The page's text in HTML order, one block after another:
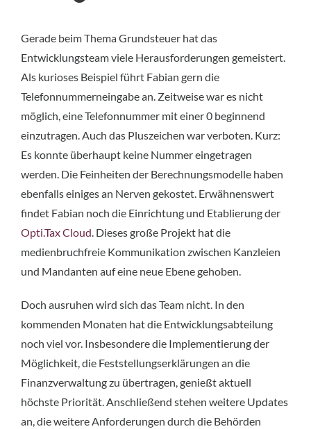
Gerade beim Thema Grundsteuer hat das
Entwicklungsteam viele Herausforderungen gemeistert.
Als kurioses Beispiel führt Fabian gern die
Telefonnummerneingabe an. Zeitweise war es nicht
möglich, eine Telefonnummer mit einer 0 beginnend
einzutragen. Auch das Pluszeichen war verboten. Kurz:
Es konnte überhaupt keine Nummer eingetragen
werden. Die Feinheiten der Berechnungsmodelle haben
ebenfalls einiges an Nerven gekostet. Erwähnenswert
findet Fabian noch die Einrichtung und Etablierung der
Opti.Tax Cloud. Dieses große Projekt hat die
medienbruchfreie Kommunikation zwischen Kanzleien
und Mandanten auf eine neue Ebene gehoben.
Doch ausruhen wird sich das Team nicht. In den
kommenden Monaten hat die Entwicklungsabteilung
noch viel vor. Insbesondere die Implementierung der
Möglichkeit, die Feststellungserklärungen an die
Finanzverwaltung zu übertragen, genießt aktuell
höchste Priorität. Anschließend stehen weitere Updates
an, die weitere Anforderungen durch die Behörden